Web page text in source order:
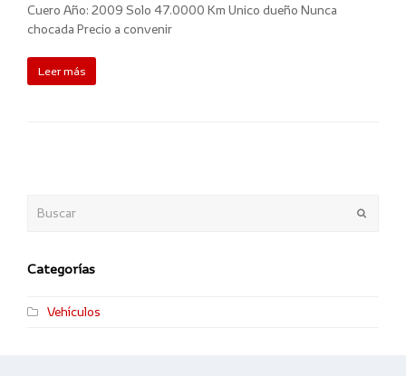
Cuero Año: 2009 Solo 47.0000 Km Unico dueño Nunca
chocada Precio a convenir
Leer más
Categorías
Vehículos